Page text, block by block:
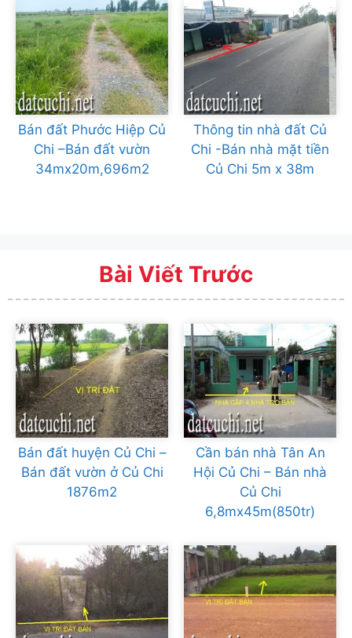
Bán đất Phước Hiệp Củ
Chi –Bán đất vườn
34mx20m,696m2
Thông tin nhà đất Củ
Chi -Bán nhà mặt tiền
Củ Chi 5m x 38m
Bài Viết Trước
Bán đất huyện Củ Chi –
Bán đất vườn ở Củ Chi
1876m2
Cần bán nhà Tân An
Hội Củ Chi – Bán nhà
Củ Chi
6,8mx45m(850tr)